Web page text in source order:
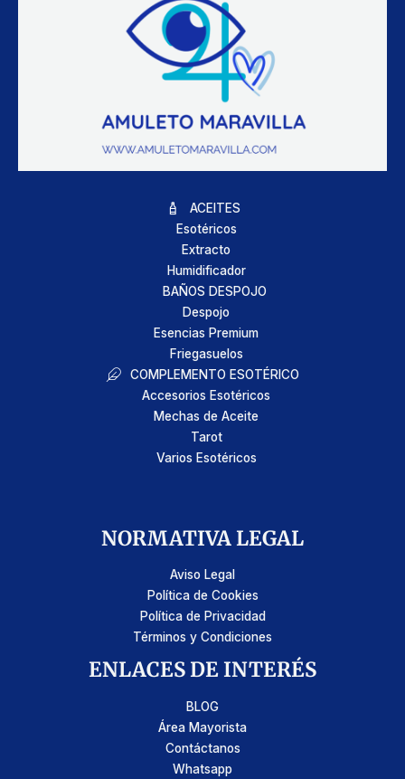
ACEITES
Esotéricos
Extracto
Humidificador
BAÑOS DESPOJO
Despojo
Esencias Premium
Friegasuelos
COMPLEMENTO ESOTÉRICO
Accesorios Esotéricos
Mechas de Aceite
Tarot
Varios Esotéricos
NORMATIVA LEGAL
Aviso Legal
Política de Cookies
Política de Privacidad
Términos y Condiciones
ENLACES DE INTERÉS
BLOG
Área Mayorista
Contáctanos
Whatsapp